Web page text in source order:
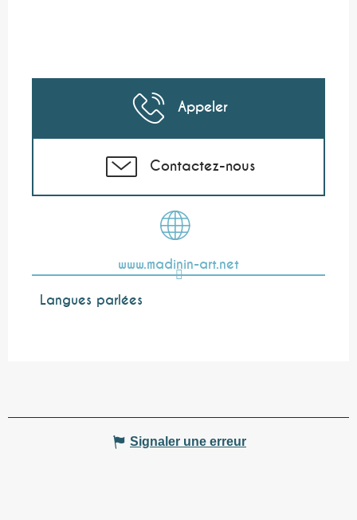
Appeler
Contactez-nous
www.madinin-art.net
Langues parlées
Langues parlées
Signaler une erreur